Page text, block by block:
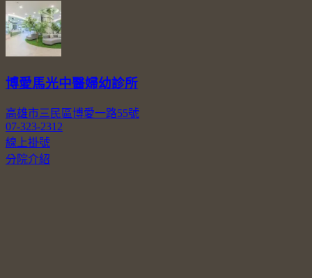
博愛馬光中醫婦幼診所
高雄市三民區博愛一路55號
07-323-2312
線上掛號
分院介紹